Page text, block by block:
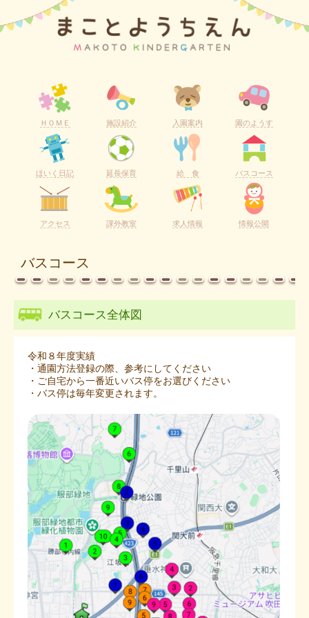
ＨＯＭＥ 施設紹介 入園案内 園のようす
ほいく日記 延長保育 給 食 バスコース
アクセス 課外教室 求人情報 情報公開
バスコース
バスコース全体図
令和８年度実績
・通園方法登録の際、参考にしてください
・ご自宅から一番近いバス停をお選びください
・バス停は毎年変更されます。